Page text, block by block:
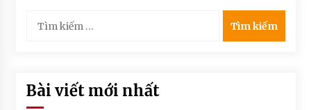
kiếm
Bài viết mới nhất